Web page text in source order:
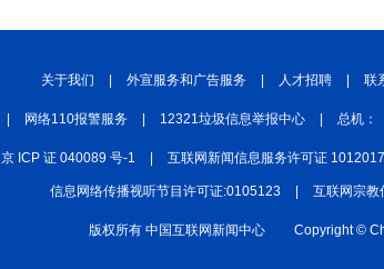
关于我们 | 外宣服务和广告服务 | 人才招聘 | 联
| 网络110报警服务 | 12321垃圾信息举报中心 | 总机：
京 ICP 证 040089 号-1 | 互联网新闻信息服务许可证
信息网络传播视听节目许可证:0105123 | 互联网宗
版权所有 中国互联网新闻中心 Copyright ©